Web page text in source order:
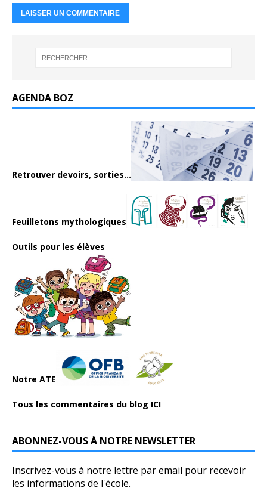
AGENDA BOZ
Retrouver devoirs, sorties...
Feuilletons mythologiques
Outils pour les élèves
Notre ATE
Tous les commentaires du blog ICI
ABONNEZ-VOUS À NOTRE NEWSLETTER
Inscrivez-vous à notre lettre par email pour recevoir
les informations de l'école.